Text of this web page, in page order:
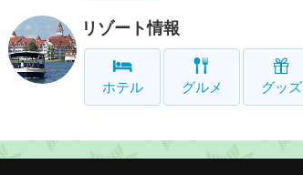
リゾート情報
ホテル グルメ グッズ